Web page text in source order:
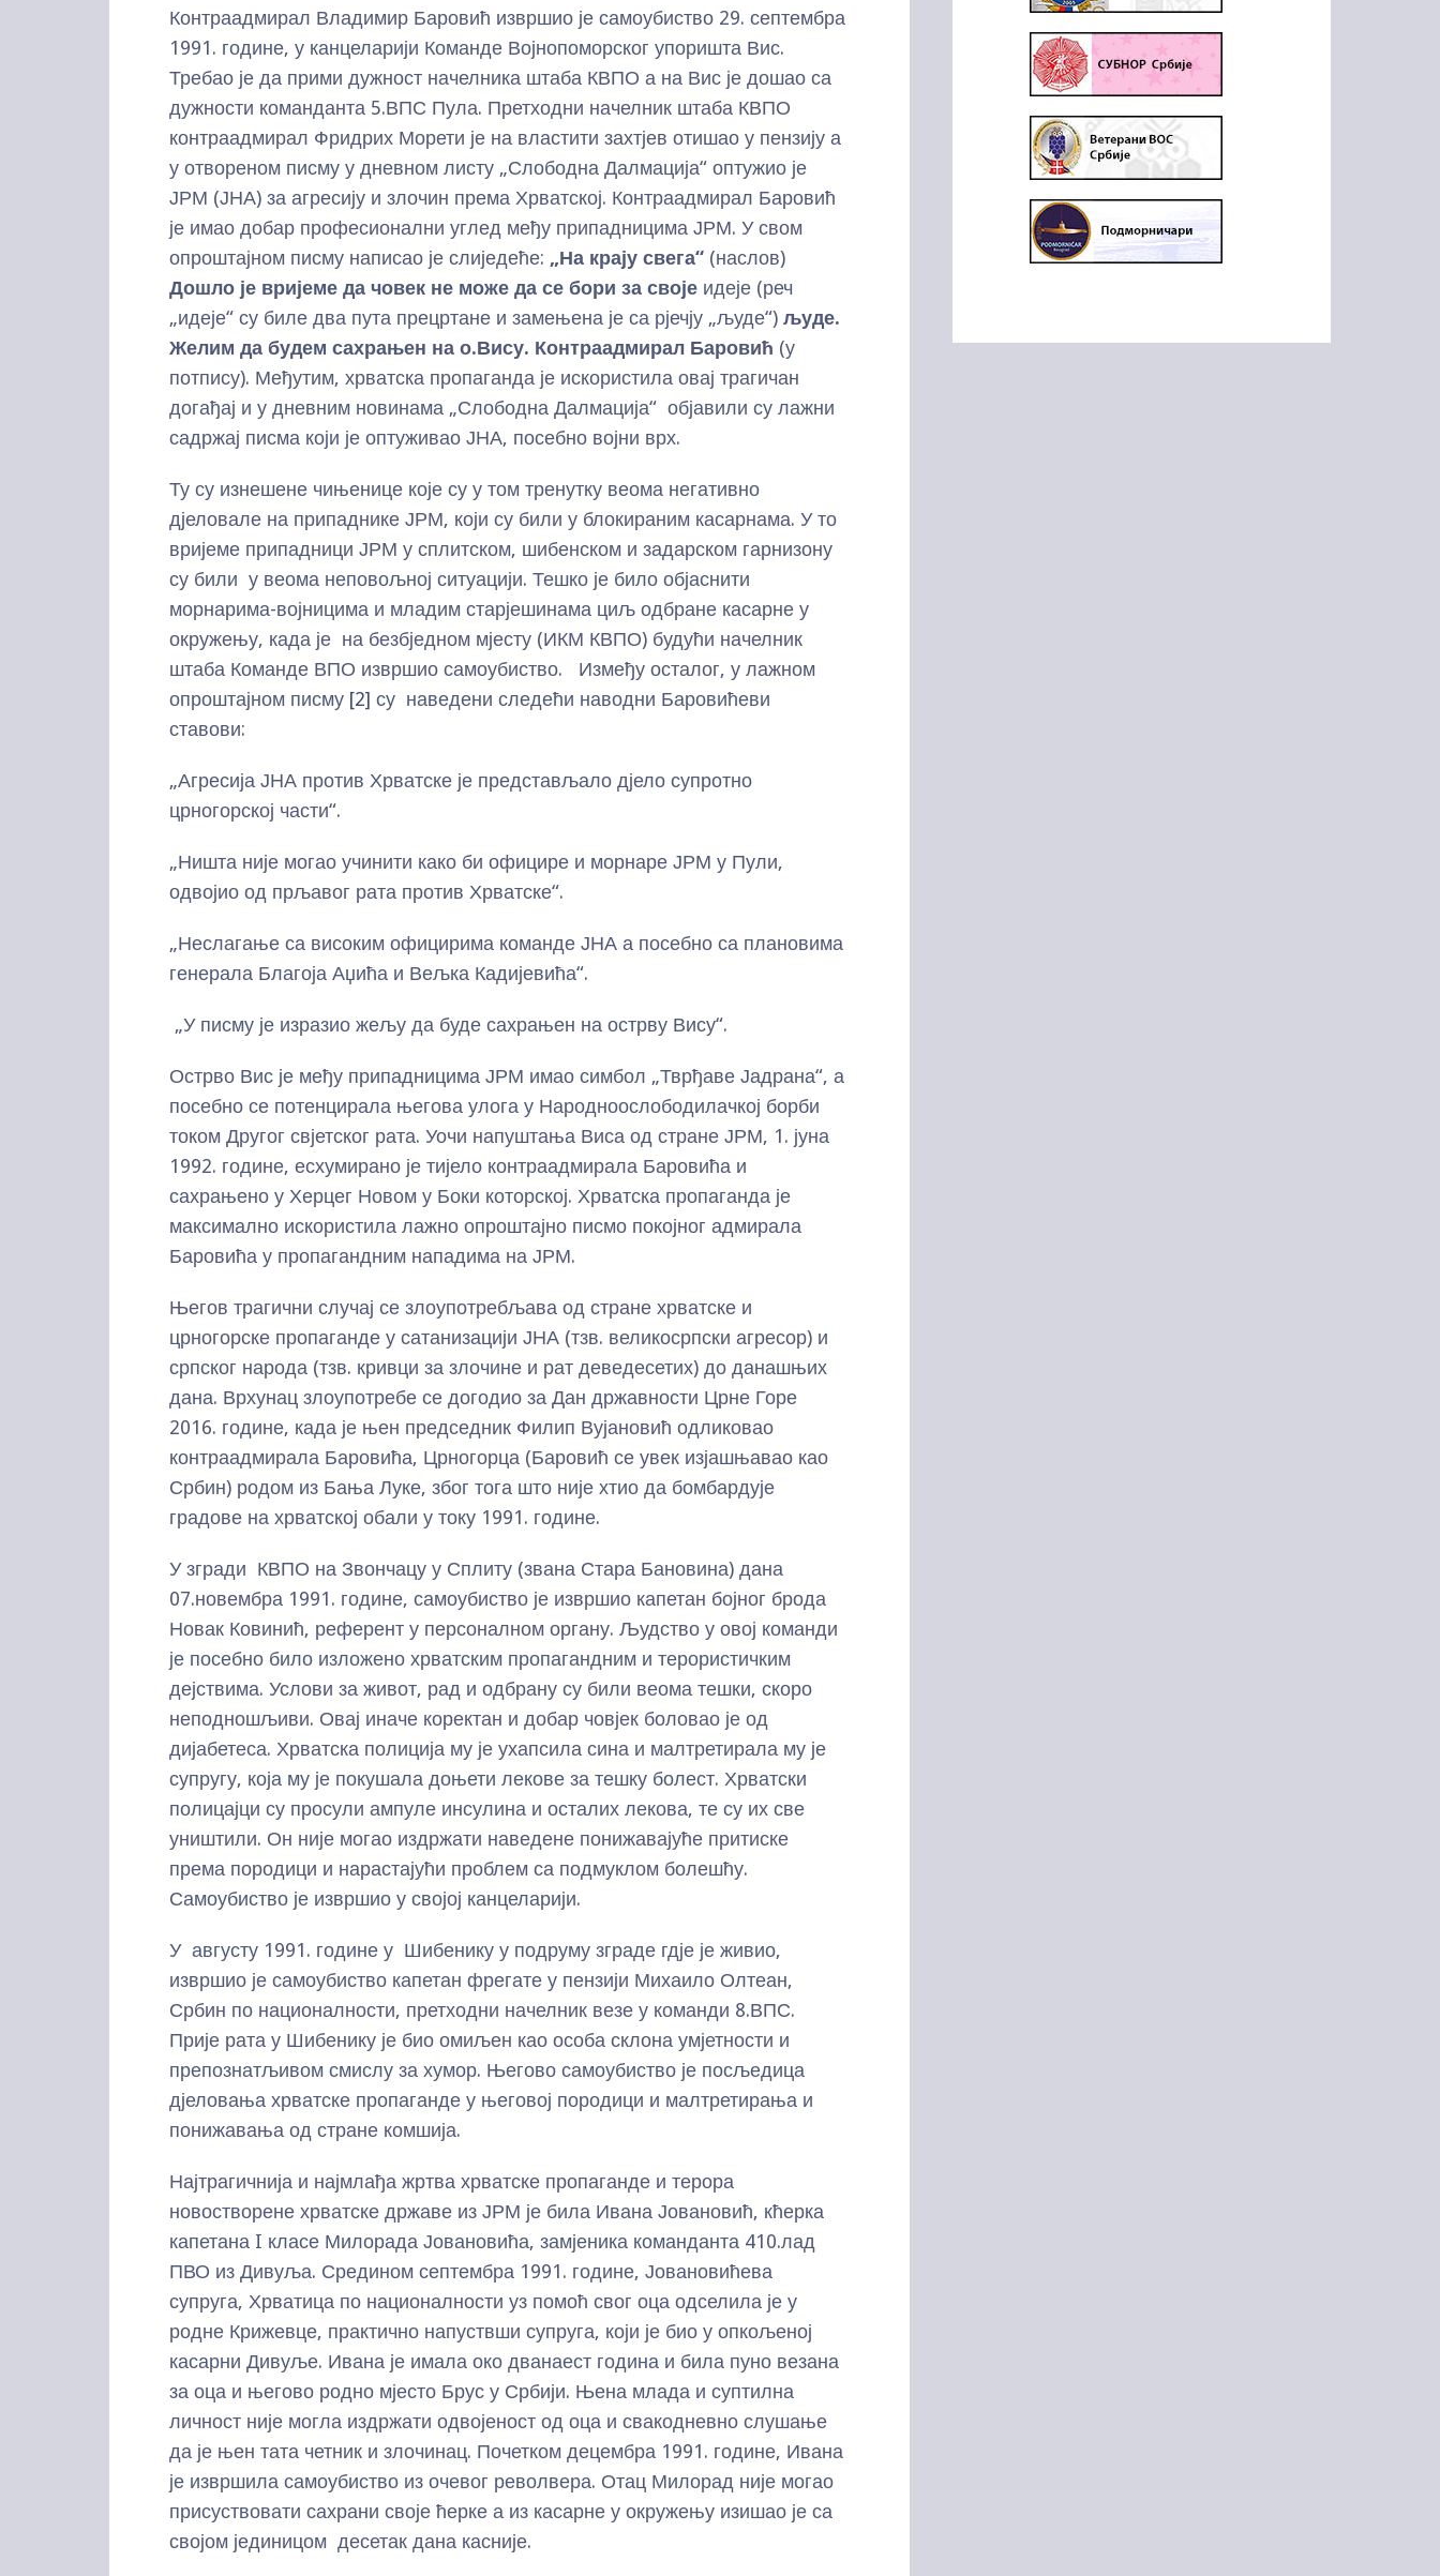
Контраадмирал Владимир Баровић извршио је самоубиство 29. септембра
1991. године, у канцеларији Команде Војнопоморског упоришта Вис.
Требао је да прими дужност начелника штаба КВПО а на Вис је дошао са
дужности команданта 5.ВПС Пула. Претходни начелник штаба КВПО
контраадмирал Фридрих Морети је на властити захтјев отишао у пензију а
у отвореном писму у дневном листу „Слободна Далмација“ оптужио је
ЈРМ (ЈНА) за агресију и злочин према Хрватској. Контраадмирал Баровић
је имао добар професионални углед међу припадницима ЈРМ. У свом
опроштајном писму написао је слиједеће: „На крају свега“ (наслов)
Дошло је вријеме да човек не може да се бори за своје идеје (реч
„идеје“ су биле два пута прецртане и замењена је са рјечју „људе“) људе.
Желим да будем сахрањен на о.Вису. Контраадмирал Баровић (у
потпису). Међутим, хрватска пропаганда је искористила овај трагичан
догађај и у дневним новинама „Слободна Далмација“ објавили су лажни
садржај писма који је оптуживао ЈНА, посебно војни врх.
Ту су изнешене чињенице које су у том тренутку веома негативно
дјеловале на припаднике ЈРМ, који су били у блокираним касарнама. У то
вријеме припадници ЈРМ у сплитском, шибенском и задарском гарнизону
су били у веома неповољној ситуацији. Тешко је било објаснити
морнарима-војницима и младим старјешинама циљ одбране касарне у
окружењу, када је на безбједном мјесту (ИКМ КВПО) будући начелник
штаба Команде ВПО извршио самоубиство. Између осталог, у лажном
опроштајном писму [2] су наведени следећи наводни Баровићеви
ставови:
„Агресија ЈНА против Хрватске је представљало дјело супротно
црногорској части“.
„Ништа није могао учинити како би официре и морнаре ЈРМ у Пули,
одвојио од прљавог рата против Хрватске“.
„Неслагање са високим официрима команде ЈНА а посебно са плановима
генерала Благоја Аџића и Вељка Кадијевића“.
„У писму је изразио жељу да буде сахрањен на острву Вису“.
Острво Вис је међу припадницима ЈРМ имао симбол „Тврђаве Јадрана“, а
посебно се потенцирала његова улога у Народноослободилачкој борби
током Другог свјетског рата. Уочи напуштања Виса од стране ЈРМ, 1. јуна
1992. године, есхумирано је тијело контраадмирала Баровића и
сахрањено у Херцег Новом у Боки которској. Хрватска пропаганда је
максимално искористила лажно опроштајно писмо покојног адмирала
Баровића у пропагандним нападима на ЈРМ.
Његов трагични случај се злоупотребљава од стране хрватске и
црногорске пропаганде у сатанизацији ЈНА (тзв. великосрпски агресор) и
српског народа (тзв. кривци за злочине и рат деведесетих) до данашњих
дана. Врхунац злоупотребе се догодио за Дан државности Црне Горе
2016. године, када је њен председник Филип Вујановић одликовао
контраадмирала Баровића, Црногорца (Баровић се увек изјашњавао као
Србин) родом из Бања Луке, због тога што није хтио да бомбардује
градове на хрватској обали у току 1991. године.
У згради КВПО на Звончацу у Сплиту (звана Стара Бановина) дана
07.новембра 1991. године, самоубиство је извршио капетан бојног брода
Новак Ковинић, референт у персоналном органу. Људство у овој команди
је посебно било изложено хрватским пропагандним и терористичким
дејствима. Услови за живот, рад и одбрану су били веома тешки, скоро
неподношљиви. Овај иначе коректан и добар човјек боловао је од
дијабетеса. Хрватска полиција му је ухапсила сина и малтретирала му је
супругу, која му је покушала доњети лекове за тешку болест. Хрватски
полицајци су просули ампуле инсулина и осталих лекова, те су их све
уништили. Он није могао издржати наведене понижавајуће притиске
према породици и нарастајући проблем са подмуклом болешћу.
Самоубиство је извршио у својој канцеларији.
У августу 1991. године у Шибенику у подруму зграде гдје је живио,
извршио је самоубиство капетан фрегате у пензији Михаило Олтеан,
Србин по националности, претходни начелник везе у команди 8.ВПС.
Прије рата у Шибенику је био омиљен као особа склона умјетности и
препознатљивом смислу за хумор. Његово самоубиство је посљедица
дјеловања хрватске пропаганде у његовој породици и малтретирања и
понижавања од стране комшија.
Најтрагичнија и најмлађа жртва хрватске пропаганде и терора
новостворене хрватске државе из ЈРМ је била Ивана Јовановић, кћерка
капетана I класе Милорада Јовановића, замјеника команданта 410.лад
ПВО из Дивуља. Средином септембра 1991. године, Јовановићева
супруга, Хрватица по националности уз помоћ свог оца одселила је у
родне Крижевце, практично напуствши супруга, који је био у опкољеној
касарни Дивуље. Ивана је имала око дванаест година и била пуно везана
за оца и његово родно мјесто Брус у Србији. Њена млада и суптилна
личност није могла издржати одвојеност од оца и свакодневно слушање
да је њен тата четник и злочинац. Почетком децембра 1991. године, Ивана
је извршила самоубиство из очевог револвера. Отац Милорад није могао
присуствовати сахрани своје ћерке а из касарне у окружењу изишао је са
својом јединицом десетак дана касније.